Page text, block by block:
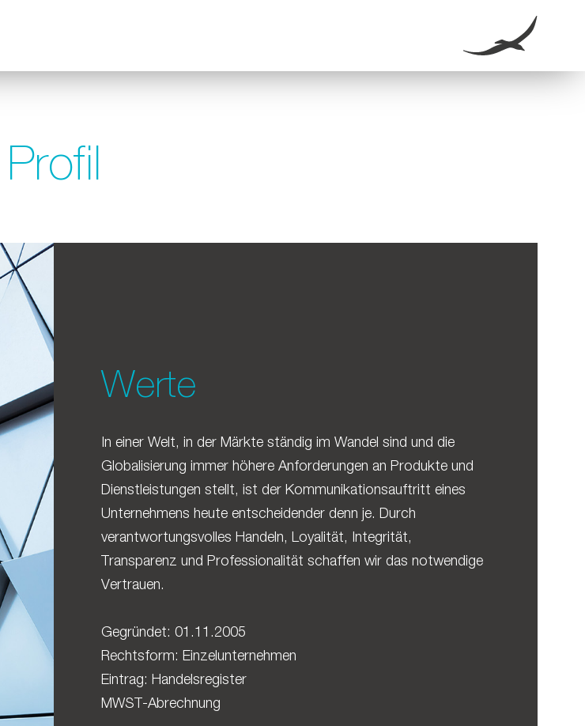
ENGLISH
Profil
Werte
In einer Welt, in der Märkte ständig im Wandel sind und die
Globalisierung immer höhere Anforderungen an Produkte und
Dienstleistungen stellt, ist der Kommunikationsauftritt eines
Unternehmens heute entscheidender denn je. Durch
verantwortungsvolles Handeln, Loyalität, Integrität,
Transparenz und Professionalität schaffen wir das notwendige
Vertrauen.
Gegründet: 01.11.2005
Rechtsform: Einzelunternehmen
Eintrag: Handelsregister
MWST-Abrechnung